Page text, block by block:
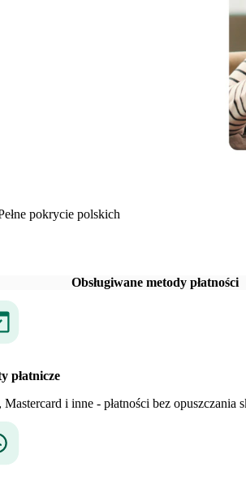
pokrycie polskich
Obsługiwane metody płatności
płatnicze
Mastercard i inne - płatności bez opuszczania